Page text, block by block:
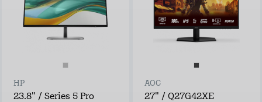
HP
23.8" / Series 5 Pro
AOC
27" / Q27G42XE